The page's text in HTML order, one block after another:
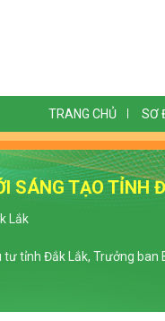
TRANG CHỦ SƠ
SÁNG TẠO TỈNH
Lắk
tư tỉnh Đắk Lắk, Trưởng ban